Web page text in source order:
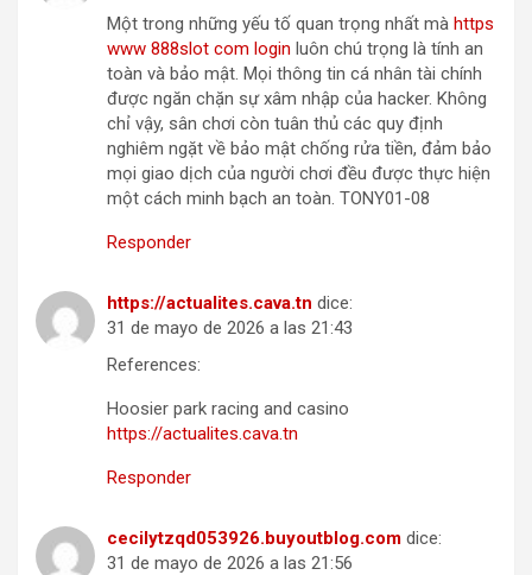
Một trong những yếu tố quan trọng nhất mà https
www 888slot com login luôn chú trọng là tính an
toàn và bảo mật. Mọi thông tin cá nhân tài chính
được ngăn chặn sự xâm nhập của hacker. Không
chỉ vậy, sân chơi còn tuân thủ các quy định
nghiêm ngặt về bảo mật chống rửa tiền, đảm bảo
mọi giao dịch của người chơi đều được thực hiện
một cách minh bạch an toàn. TONY01-08
Responder
https://actualites.cava.tn dice:
31 de mayo de 2026 a las 21:43
References:
Hoosier park racing and casino
https://actualites.cava.tn
Responder
cecilytzqd053926.buyoutblog.com dice:
31 de mayo de 2026 a las 21:56